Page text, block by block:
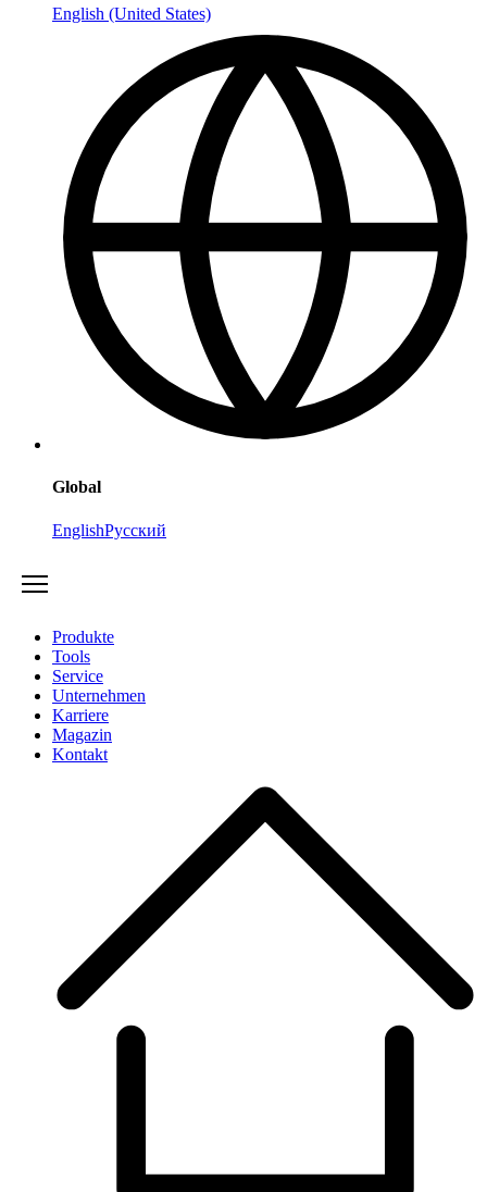
English (United States)
Global
EnglishРусский
Produkte
Tools
Service
Unternehmen
Karriere
Magazin
Kontakt